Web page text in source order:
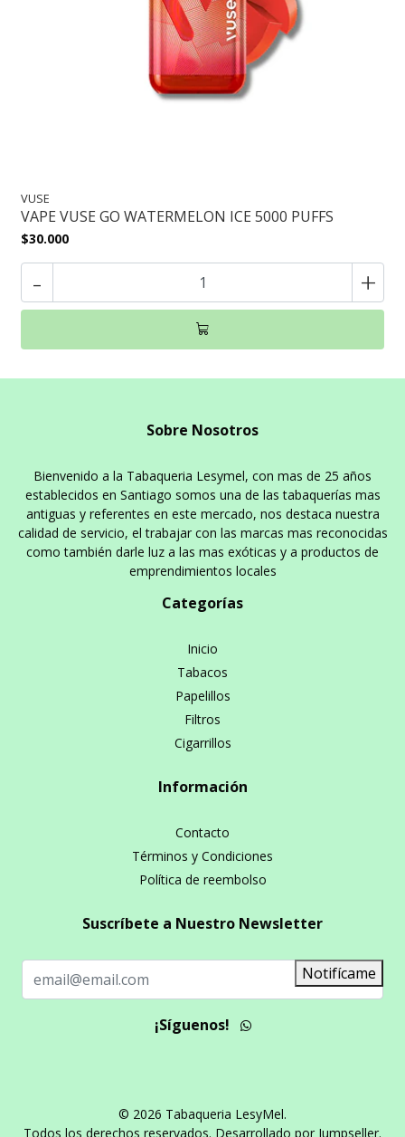
VUSE
VAPE VUSE GO WATERMELON ICE 5000 PUFFS
$30.000
- +
Sobre Nosotros
Bienvenido a la Tabaqueria Lesymel, con mas de 25 años
establecidos en Santiago somos una de las tabaquerías mas
antiguas y referentes en este mercado, nos destaca nuestra
calidad de servicio, el trabajar con las marcas mas reconocidas
como también darle luz a las mas exóticas y a productos de
emprendimientos locales
Categorías
Inicio
Tabacos
Papelillos
Filtros
Cigarrillos
Información
Contacto
Términos y Condiciones
Política de reembolso
Suscríbete a Nuestro Newsletter
Notifícame
¡Síguenos!
© 2026 Tabaqueria LesyMel.
Todos los derechos reservados. Desarrollado por Jumpseller.